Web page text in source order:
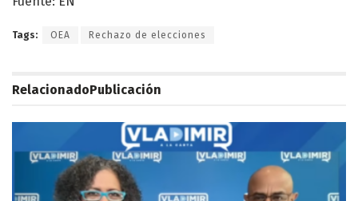
Tags: OEA Rechazo de elecciones
RelacionadoPublicación